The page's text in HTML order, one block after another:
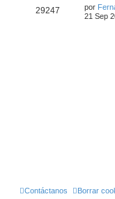
29247 por
21 Sep
Borrar
Contáctanos